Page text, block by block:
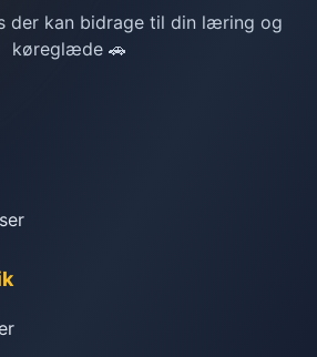
der kan bidrage til din læring og
køreglæde 🚗